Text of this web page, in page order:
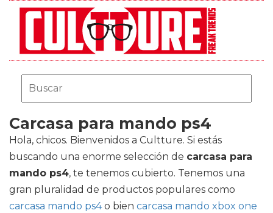
Carcasa para mando ps4
Hola, chicos. Bienvenidos a Cultture. Si estás
buscando una enorme selección de carcasa para
mando ps4, te tenemos cubierto. Tenemos una
gran pluralidad de productos populares como
carcasa mando ps4o bien carcasa mando xbox one